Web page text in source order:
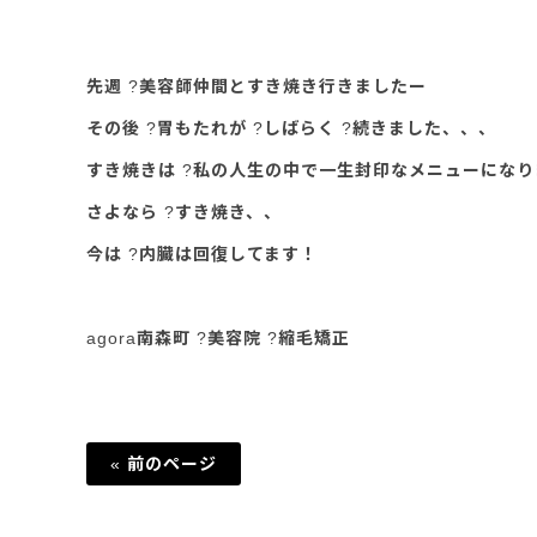
先週 ?美容師仲間とすき焼き行きましたー
その後 ?胃もたれが ?しばらく ?続きました、、、
すき焼きは ?私の人生の中で一生封印なメニューになり
さよなら ?すき焼き、、
今は ?内臓は回復してます！
agora南森町 ?美容院 ?縮毛矯正
« 前のページ